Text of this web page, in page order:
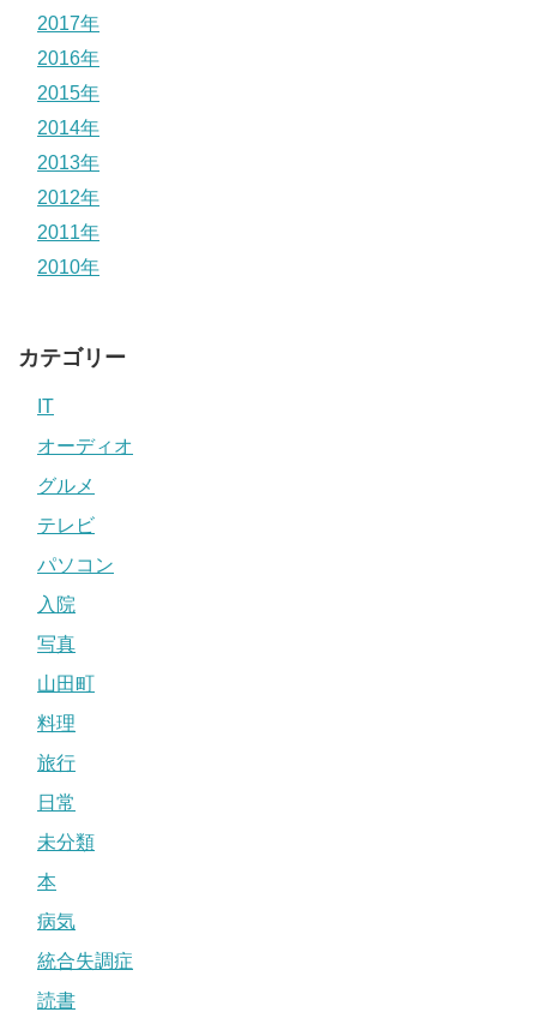
2017年
2016年
2015年
2014年
2013年
2012年
2011年
2010年
カテゴリー
IT
オーディオ
グルメ
テレビ
パソコン
入院
写真
山田町
料理
旅行
日常
未分類
本
病気
統合失調症
読書